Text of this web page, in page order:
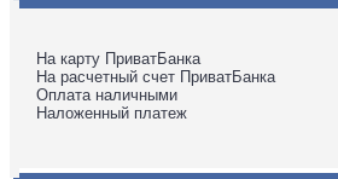
На карту ПриватБанка
На расчетный счет ПриватБанка
Оплата наличными
Наложенный платеж